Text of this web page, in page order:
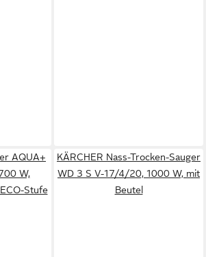
AQUA+
W,
Stufe
KÄRCHER Nass-Trocken-Sauger
WD 3 S V-17/4/20, 1000 W, mit
Beutel